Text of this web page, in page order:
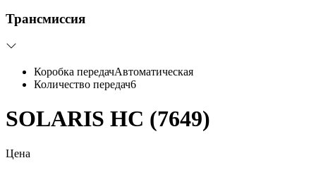
Трансмиссия
Коробка передачАвтоматическая
Количество передач6
SOLARIS HC (7649)
Цена